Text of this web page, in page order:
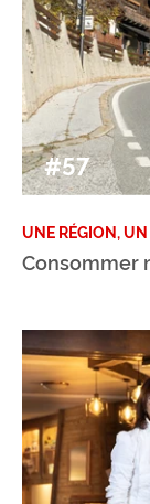
#57
UNE RÉGION,
Consommer